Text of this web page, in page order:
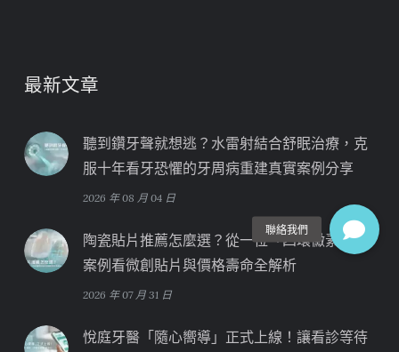
最新文章
聽到鑽牙聲就想逃？水雷射結合舒眠治療，克
服十年看牙恐懼的牙周病重建真實案例分享
2026 年 08 月 04 日
陶瓷貼片推薦怎麼選？從一位「四環黴素牙」
案例看微創貼片與價格壽命全解析
2026 年 07 月 31 日
悅庭牙醫「隨心嚮導」正式上線！讓看診等待